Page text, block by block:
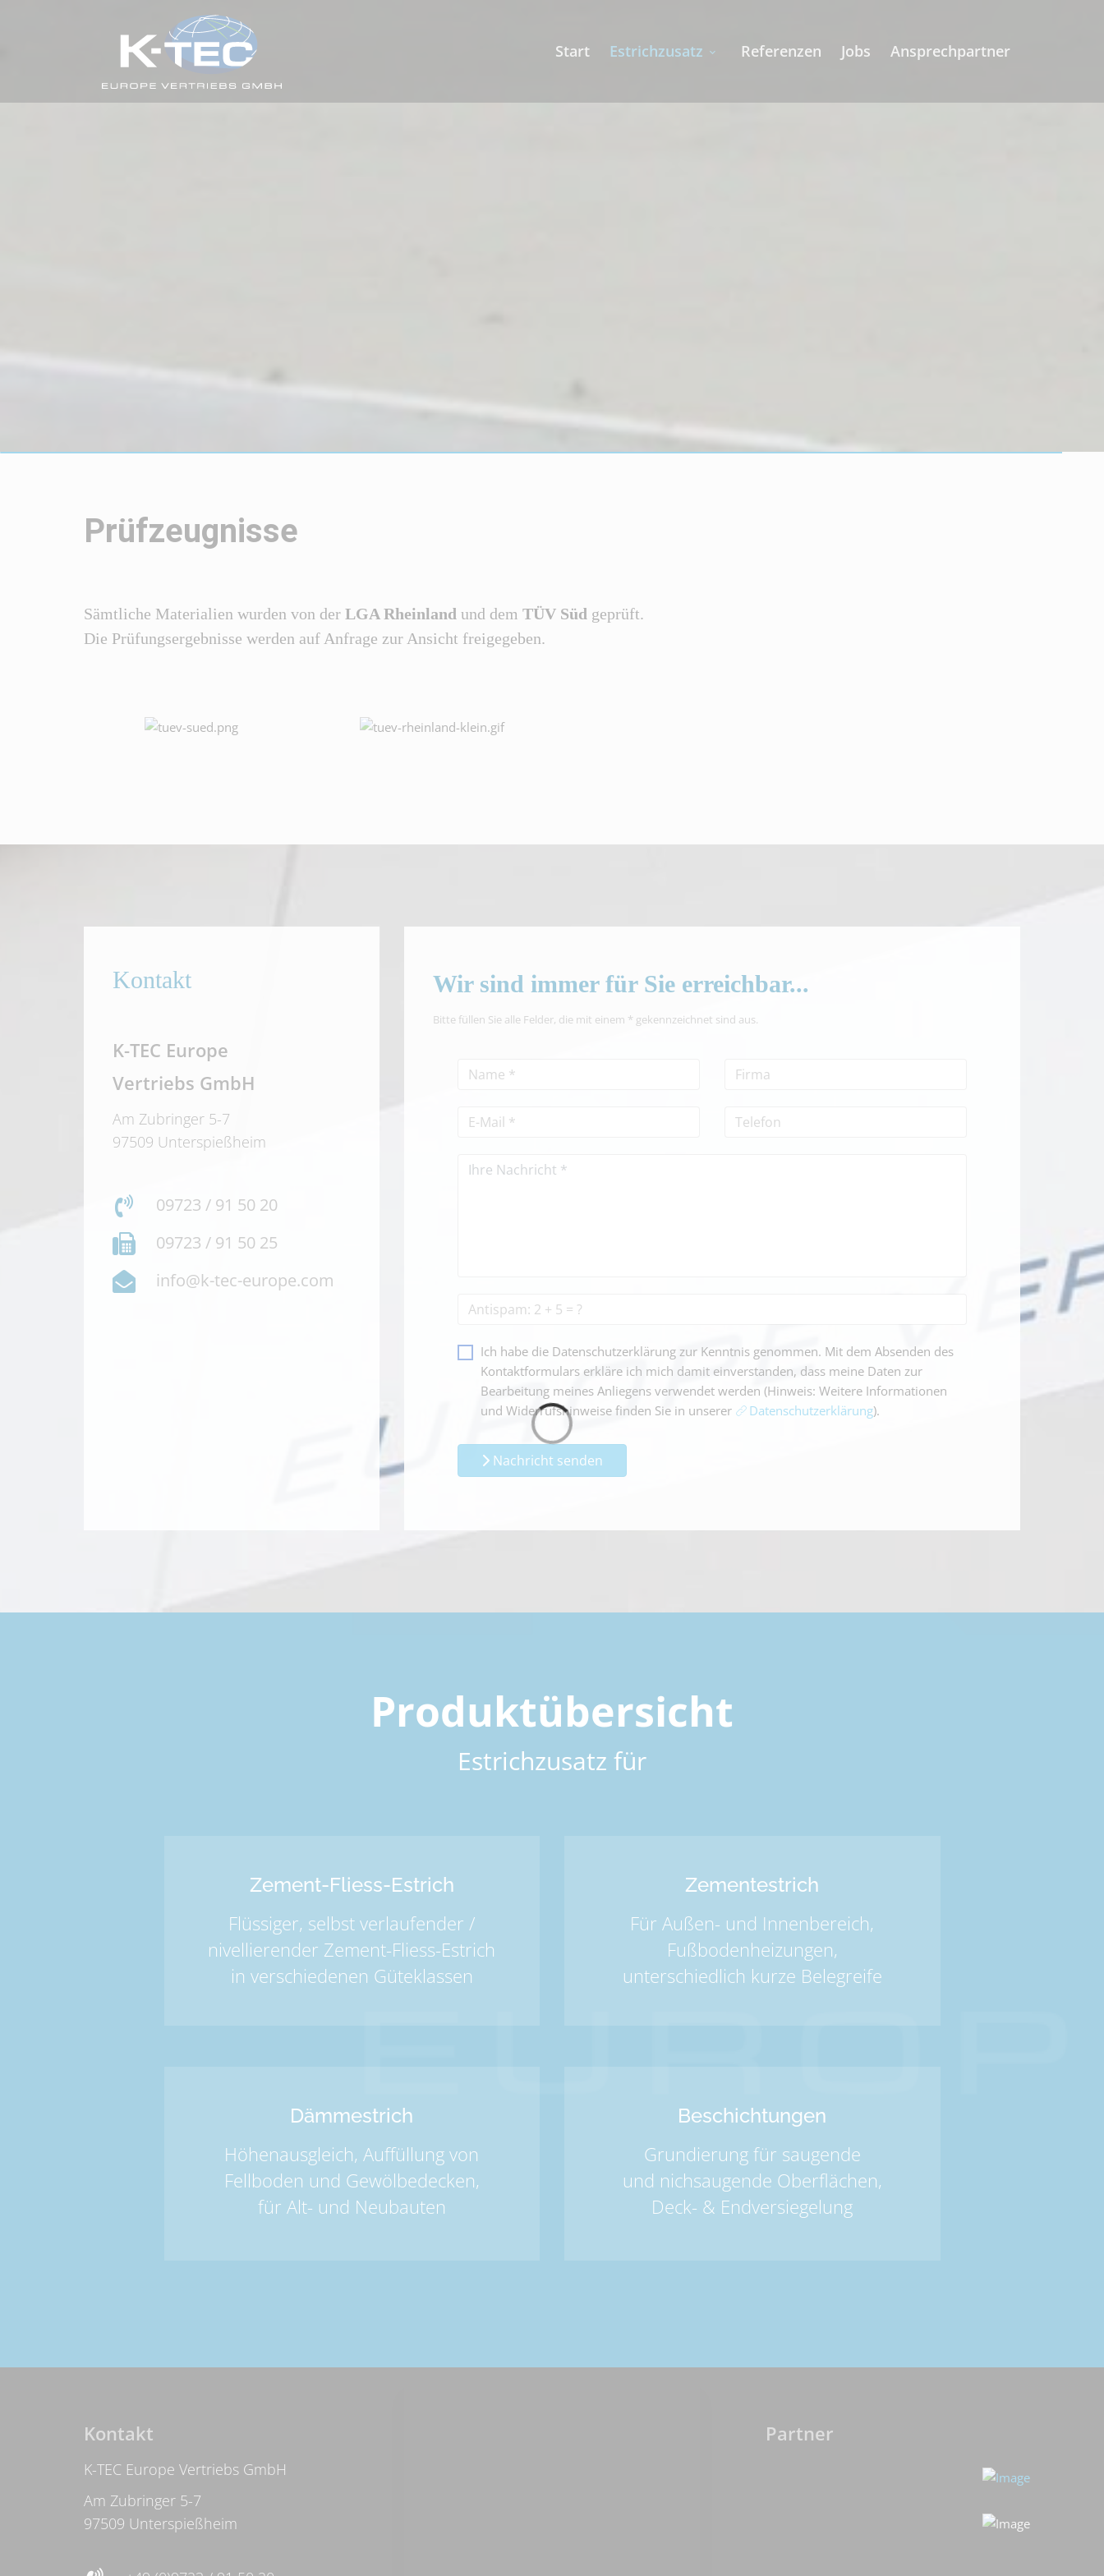
Start Estrichzusatz Referenzen Jobs Ansprechpartner
Prüfzeugnisse
Sämtliche Materialien wurden von der LGA Rheinland und dem TÜV Süd geprüft.
Die Prüfungsergebnisse werden auf Anfrage zur Ansicht freigegeben.
Kontakt
K-TEC Europe
Vertriebs GmbH
Am Zubringer 5-7
97509 Unterspießheim
09723 / 91 50 20
09723 / 91 50 25
info@k-tec-europe.com
Wir sind immer für Sie erreichbar...
Bitte füllen Sie alle Felder, die mit einem * gekennzeichnet sind aus.
Ich habe die Datenschutzerklärung zur Kenntnis genommen. Mit dem Absenden des
Kontaktformulars erkläre ich mich damit einverstanden, dass meine Daten zur
Bearbeitung meines Anliegens verwendet werden (Hinweis: Weitere Informationen
und Widerrufshinweise finden Sie in unserer
Datenschutzerklärung).
Nachricht senden
Produktübersicht
Estrichzusatz für
Zement-Fliess-Estrich
Flüssiger, selbst verlaufender /
nivellierender Zement-Fliess-Estrich
in verschiedenen Güteklassen
Dämmestrich
Höhenausgleich, Auffüllung von
Fellboden und Gewölbedecken,
für Alt- und Neubauten
Zementestrich
Für Außen- und Innenbereich,
Fußbodenheizungen,
unterschiedlich kurze Belegreife
Beschichtungen
Grundierung für saugende
und nichsaugende Oberflächen,
Deck- & Endversiegelung
Kontakt
K-TEC Europe Vertriebs GmbH
Am Zubringer 5-7
97509 Unterspießheim
Partner